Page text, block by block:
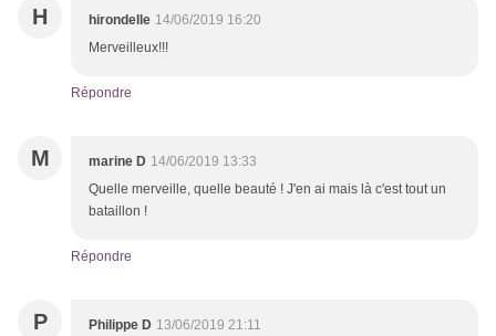
H hirondelle 14/06/2019 16:20
Merveilleux!!!
Répondre
M marine D 14/06/2019 13:33
Quelle merveille, quelle beauté ! J'en ai mais là c'est tout un
bataillon !
Répondre
P Philippe D 13/06/2019 21:11